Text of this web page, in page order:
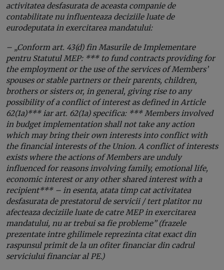
activitatea desfasurata de aceasta companie de
contabilitate nu influenteaza deciziile luate de
eurodeputata in exercitarea mandatului:
– „Conform art. 43(d) fin Masurile de Implementare
pentru Statutul MEP: *** to fund contracts providing for
the employment or the use of the services of Members’
spouses or stable partners or their parents, children,
brothers or sisters or, in general, giving rise to any
possibility of a conflict of interest as defined in Article
62(1a)*** iar art. 62(1a) specifica: *** Members involved
in budget implementation shall not take any action
which may bring their own interests into conflict with
the financial interests of the Union. A conflict of interests
exists where the actions of Members are unduly
influenced for reasons involving family, emotional life,
economic interest or any other shared interest with a
recipient*** – in esenta, atata timp cat activitatea
desfasurata de prestatorul de servicii / tert platitor nu
afecteaza deciziile luate de catre MEP in exercitarea
mandatului, nu ar trebui sa fie probleme” (frazele
prezentate intre ghilimele reprezinta citat exact din
raspunsul primit de la un ofiter financiar din cadrul
serviciului financiar al PE.)